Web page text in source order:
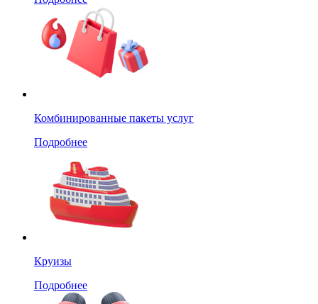
Комбинированные пакеты услуг
Подробнее
Круизы
Подробнее